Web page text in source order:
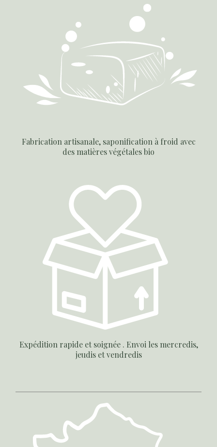
Fabrication artisanale, saponification à froid avec
des matières végétales bio
Expédition rapide et soignée . Envoi les mercredis,
jeudis et vendredis